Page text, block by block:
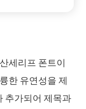
세리프 폰트이
한 유연성을 제
추가되어 제목과